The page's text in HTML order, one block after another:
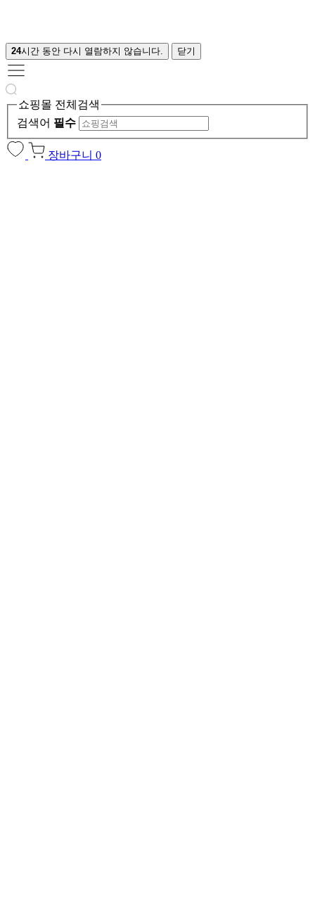
24시간 동안 다시 열람하지 않습니다. 닫기
쇼핑몰 전체검색
검색어 필수
장바구니 0